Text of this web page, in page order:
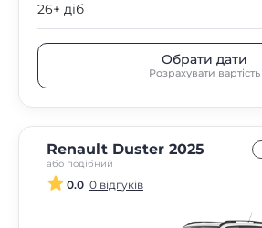
26+ діб
Обрати дати
Розрахувати вартість
Renault Duster 2025
або подібний
0.0 0 відгуків